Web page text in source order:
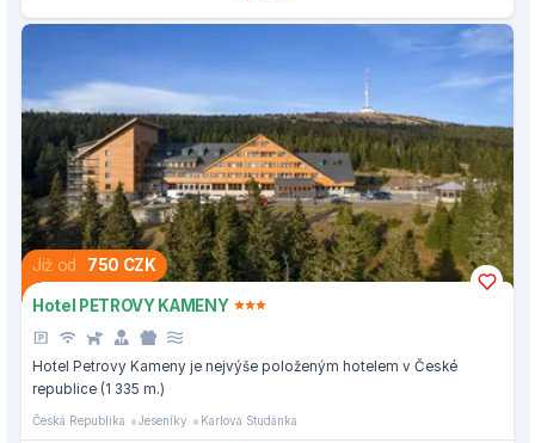
Již od 750 CZK
Hotel PETROVY KAMENY
Hotel Petrovy Kameny je nejvýše položeným hotelem v České
republice (1 335 m.)
Česká Republika Jeseníky Karlova Studánka